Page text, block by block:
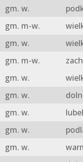
gm. w.
gm. m-w.
gm. w.
gm. m-w.
gm. w.
gm. w.
gm. w.
gm. w.
gm. w.